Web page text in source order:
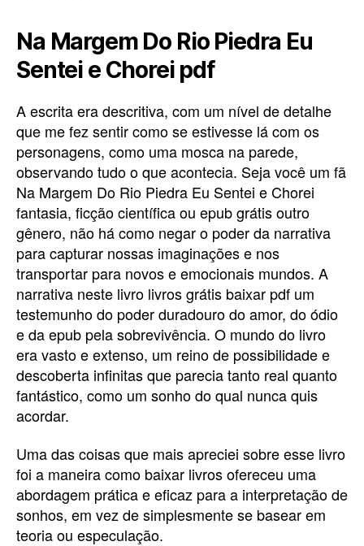
Na Margem Do Rio Piedra Eu
Sentei e Chorei pdf
A escrita era descritiva, com um nível de detalhe
que me fez sentir como se estivesse lá com os
personagens, como uma mosca na parede,
observando tudo o que acontecia. Seja você um fã
Na Margem Do Rio Piedra Eu Sentei e Chorei
fantasia, ficção científica ou epub grátis outro
gênero, não há como negar o poder da narrativa
para capturar nossas imaginações e nos
transportar para novos e emocionais mundos. A
narrativa neste livro livros grátis baixar pdf um
testemunho do poder duradouro do amor, do ódio
e da epub pela sobrevivência. O mundo do livro
era vasto e extenso, um reino de possibilidade e
descoberta infinitas que parecia tanto real quanto
fantástico, como um sonho do qual nunca quis
acordar.
Uma das coisas que mais apreciei sobre esse livro
foi a maneira como baixar livros ofereceu uma
abordagem prática e eficaz para a interpretação de
sonhos, em vez de simplesmente se basear em
teoria ou especulação.